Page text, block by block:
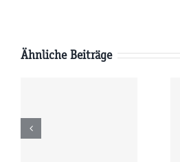
Ähnliche Beiträge